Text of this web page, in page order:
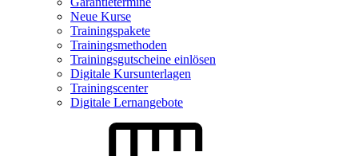
Neue Kurse
Trainingspakete
Trainingsmethoden
Trainingsgutscheine einlösen
Digitale Kursunterlagen
Trainingscenter
Digitale Lernangebote